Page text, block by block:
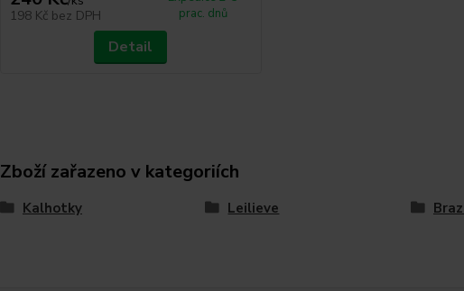
198 Kč bez DPH
prac. dnů
Detail
Zboží zařazeno v kategoriích
Kalhotky Leilieve